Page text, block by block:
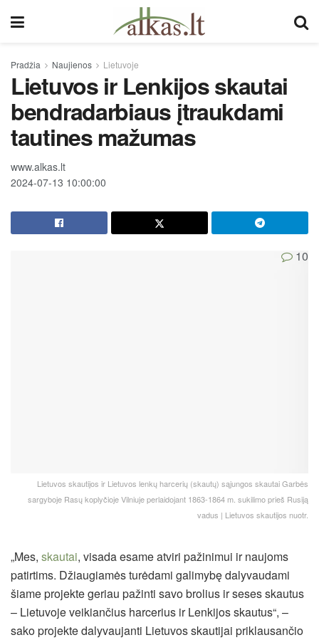
Pradžia Naujienos Lietuvoje
Lietuvos ir Lenkijos skautai
bendradarbiaus įtraukdami
tautines mažumas
www.alkas.lt
2024-07-13 10:00:00
10
Lietuvos skautijos ir Lietuvos lenkų harcerių (skautų) sąjungos skautai Garbės
sargyboje Rasų koplyčioje Vilniuje perlaidojant 1863-1864 m. sukilimo prieš Rusiją
vadus | Lietuvos skautijos nuotr.
„Mes, skautai, visada esame atviri pažinimui ir naujoms
patirtims. Džiaugiamės turėdami galimybę dalyvaudami
šiame projekte geriau pažinti savo brolius ir seses skautus
– Lietuvoje veikiančius harcerius ir Lenkijos skautus“, –
sako projekte dalyvaujanti Lietuvos skautijai priklausančio